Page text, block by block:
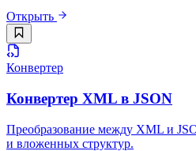
Открыть
Конвертер
Конвертер XML в JSON
Преобразование между XML и
и вложенных структур.